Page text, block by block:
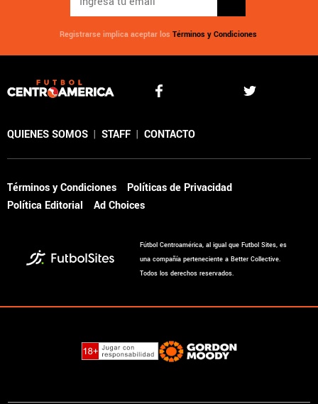
Registrarse implica aceptar los Términos y Condiciones
QUIENES SOMOS | STAFF | CONTACTO
Términos y Condiciones
Políticas de Privacidad
Política Editorial
Ad Choices
Fútbol Centroamérica, al igual que Futbol Sites, es
una compañía perteneciente a Better Collective.
Todos los derechos reservados.